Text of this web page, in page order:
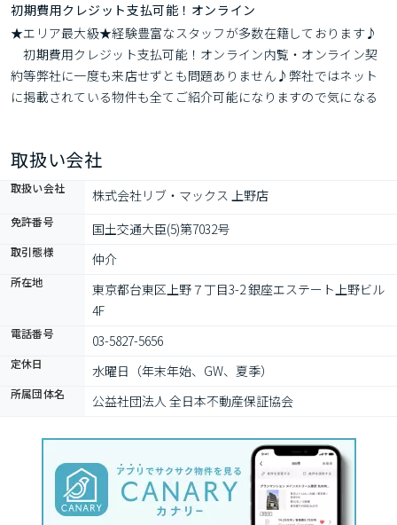
初期費用クレジット支払可能！オンライン
★エリア最大級★経験豊富なスタッフが多数在籍しております♪
初期費用クレジット支払可能！オンライン内覧・オンライン契
約等弊社に一度も来店せずとも問題ありません♪弊社ではネット
に掲載されている物件も全てご紹介可能になりますので気になる
取扱い会社
取扱い会社 株式会社リブ・マックス 上野店
免許番号 国土交通大臣(5)第7032号
取引態様 仲介
所在地
東京都台東区上野７丁目3-2 銀座エステート上野ビル
4F
電話番号 03-5827-5656
定休日 水曜日（年末年始、GW、夏季）
所属団体名 公益社団法人 全日本不動産保証協会